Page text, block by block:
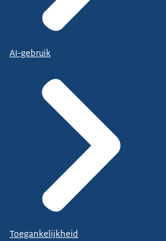
AI-gebruik
Toegankelijkheid